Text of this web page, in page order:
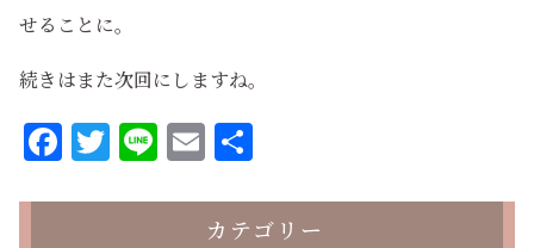
せることに。
続きはまた次回にしますね。
Facebook
Twitter
LineEmail
カテゴリー